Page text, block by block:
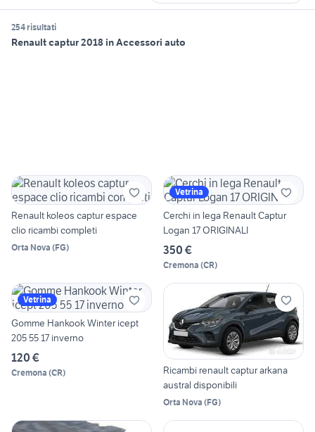
254 risultati
Renault captur 2018 in Accessori auto
Renault koleos captur espace
clio ricambi completi
Orta Nova (FG)
Vetrina
Cerchi in lega Renault Captur
Logan 17 ORIGINALI
350 €
Cremona (CR)
Vetrina
Gomme Hankook Winter icept
205 55 17 inverno
120 €
Cremona (CR)
Ricambi renault captur arkana
austral disponibili
Orta Nova (FG)